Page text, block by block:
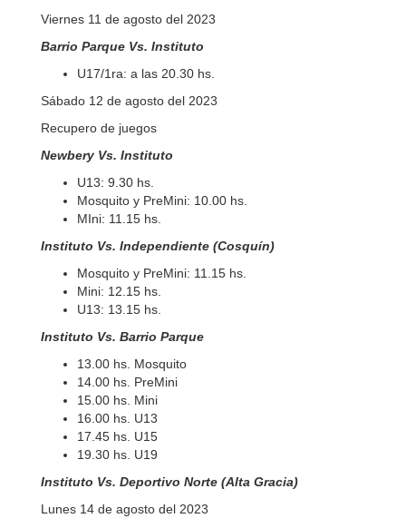
Viernes 11 de agosto del 2023
Barrio Parque Vs. Instituto
U17/1ra: a las 20.30 hs.
Sábado 12 de agosto del 2023
Recupero de juegos
Newbery Vs. Instituto
U13: 9.30 hs.
Mosquito y PreMini: 10.00 hs.
MIni: 11.15 hs.
Instituto Vs. Independiente (Cosquín)
Mosquito y PreMini: 11.15 hs.
Mini: 12.15 hs.
U13: 13.15 hs.
Instituto Vs. Barrio Parque
13.00 hs. Mosquito
14.00 hs. PreMini
15.00 hs. Mini
16.00 hs. U13
17.45 hs. U15
19.30 hs. U19
Instituto Vs. Deportivo Norte (Alta Gracia)
Lunes 14 de agosto del 2023